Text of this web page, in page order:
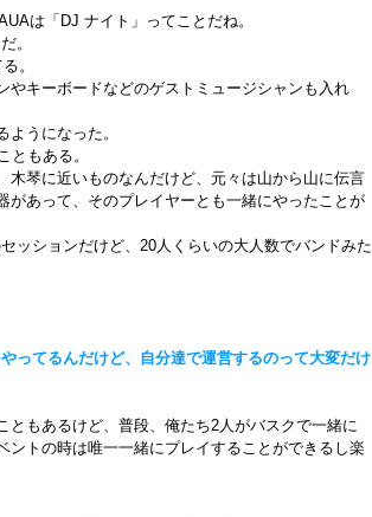
は「DJ ナイト」ってことだね。
。
。
やキーボードなどのゲストミュージシャンも入れ
うになった。
ともある。
木琴に近いものなんだけど、元々は山から山に伝言
があって、そのプレイヤーとも一緒にやったことが
ッションだけど、20人くらいの大人数でバンドみた
ってるんだけど、自分達で運営するのって大変だけ
もあるけど、普段、俺たち2人がバスクで一緒に
ントの時は唯一一緒にプレイすることができるし楽